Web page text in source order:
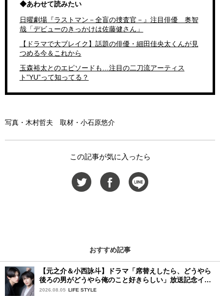
◆あわせて読みたい
日曜劇場『ラストマン－全盲の捜査官－』注目俳優 奥智
哉「デビューのきっかけは佐藤健さん」
【ドラマで大ブレイク】話題の俳優・細田佳央太くんが見
つめる今＆これから
玉森裕太とのエピソードも…注目の二刀流アーティス
ト”YU”って知ってる？
写真・木村哲夫 取材・小石原悠介
この記事が気に入ったら
おすすめ記事
【元之介＆小西詠斗】ドラマ「席替えしたら、どうやら
後ろの男がどうやら俺のこと好きらしい」放送記念イン
タビュー♡ 「自然と詠斗くんが可愛く見えたんです」
2026.08.05 LIFE STYLE